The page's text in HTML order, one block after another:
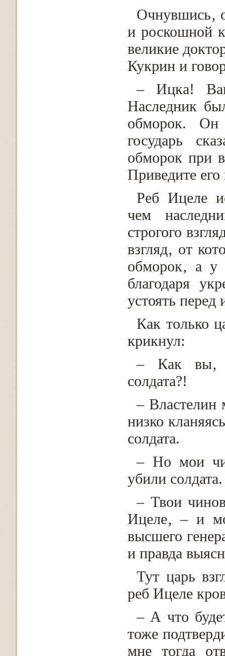
Очнувшись‚
и роскошной
великие
Кукрин и
– Ицка!
Наследник
обморок. Он
государь
обморок при
Приведите
Реб Ицеле
чем
строгого
взгляд‚ от
обморок‚ а
благодаря
устоять перед
Как только
крикнул:
– Как вы‚
солдата?!
– Властелин
низко
солдата.
– Но мои
убили
– Твои
Ицеле‚ – и
высшего
и правда
Тут царь
реб Ицеле
– А что
тоже
мне тогда